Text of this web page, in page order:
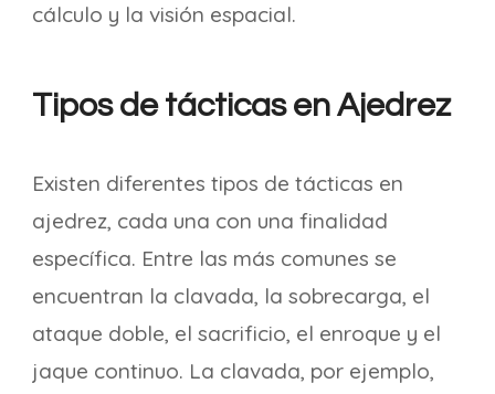
cálculo y la visión espacial.
Tipos de tácticas en Ajedrez
Existen diferentes tipos de tácticas en
ajedrez, cada una con una finalidad
específica. Entre las más comunes se
encuentran la clavada, la sobrecarga, el
ataque doble, el sacrificio, el enroque y el
jaque continuo. La clavada, por ejemplo,